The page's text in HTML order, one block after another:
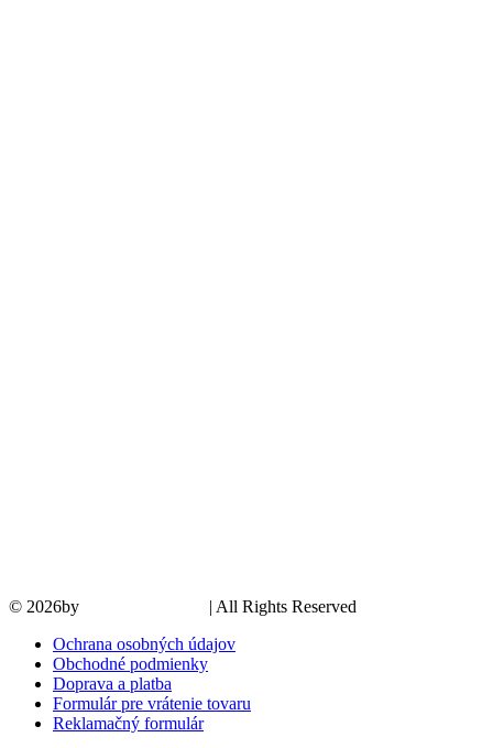
© 2026by
| All Rights Reserved
Ochrana osobných údajov
Obchodné podmienky
Doprava a platba
Formulár pre vrátenie tovaru
Reklamačný formulár